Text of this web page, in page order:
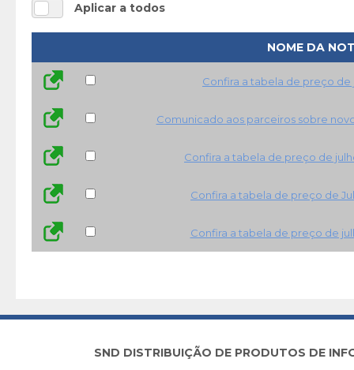
Aplicar a todos
NOME DA
Confira a tabela de preço de
Comunicado aos parceiros sobre
Confira a tabela de preço de
Confira a tabela de preço de
Confira a tabela de preço de
SND DISTRIBUIÇÃO DE PRODUTOS DE